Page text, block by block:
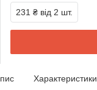
231 ₴ від 2 шт.
Характеристики